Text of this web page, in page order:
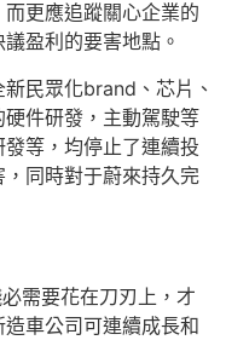
更應追蹤關心企業的
盈利的要害地點。
民眾化brand、芯片、
件研發，主動駕駛等
發等，均停止了連續投
同時對于蔚來持久完
需要花在刀刃上，才
車公司可連續成長和